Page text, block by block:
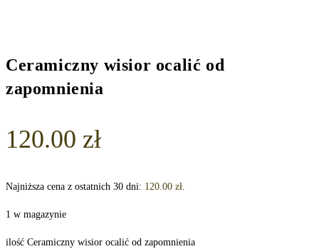
Ceramiczny wisior ocalić od
zapomnienia
120.00 zł
Najniższa cena z ostatnich 30 dni: 120.00 zł.
1 w magazynie
ilość Ceramiczny wisior ocalić od zapomnienia